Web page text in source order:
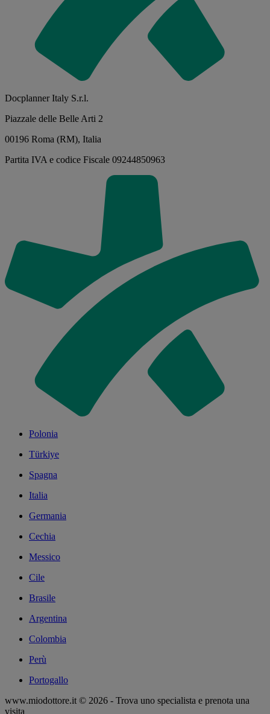
Docplanner Italy S.r.l.
Piazzale delle Belle Arti 2
00196 Roma (RM), Italia
Partita IVA e codice Fiscale 09244850963
Polonia
Türkiye
Spagna
Italia
Germania
Cechia
Messico
Cile
Brasile
Argentina
Colombia
Perù
Portogallo
www.miodottore.it © 2026 - Trova uno specialista e prenota una
visita